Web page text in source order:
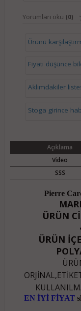
Yorumları oku (0)
Ürünü
Fiyatı düşünce
Aklımdakiler
Stoga girince
Açıklama
Video
SSS
Pierre
ÜRÜN
ÜRÜN
EN İYİ FİYAT